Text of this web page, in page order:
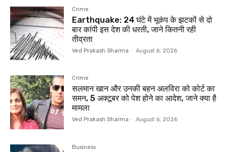
Crime
Earthquake: 24 घंटे में भूकंप के झटकों से दो
बार कांपी इस देश की धरती, जाने कितनी रही
तीव्रता
Ved Prakash Sharma - August 6, 2026
Crime
सलमान खान और उनकी बहन अलविरा को कोर्ट का
समन, 5 अक्टूबर को पेश होने का आदेश, जाने क्या है
मामला
Ved Prakash Sharma - August 6, 2026
Business